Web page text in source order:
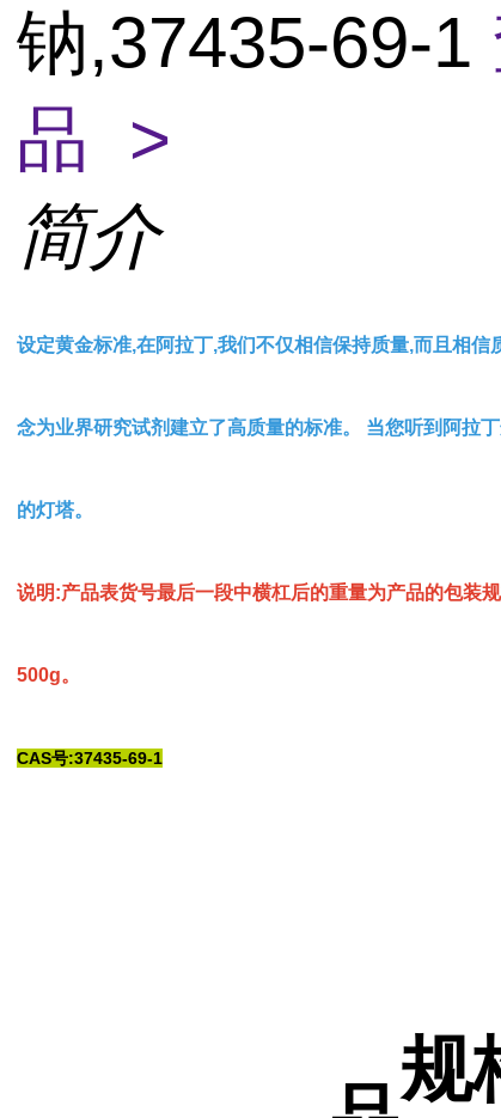
钠,37435-69-1
品 >
简介
设定黄金标准,在阿拉丁,我们不仅相信保持质量,而且相
念为业界研究试剂建立了高质量的标准。 当您听到阿拉
的灯塔。
说明:产品表货号最后一段中横杠后的重量为产品的包装
500g。
CAS号:37435-69-1
规